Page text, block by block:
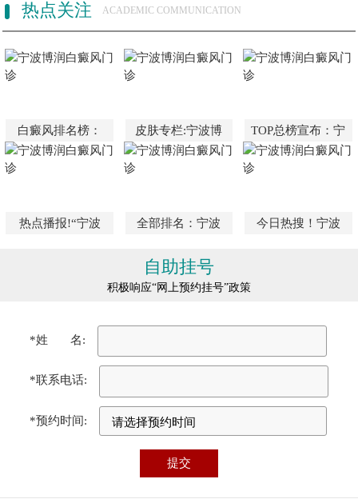
热点关注 ACADEMIC COMMUNICATION
白癜风排名榜： 皮肤专栏:宁波博 TOP总榜宣布：宁
热点播报!“宁波 全部排名：宁波 今日热搜！宁波
自助挂号
积极响应“网上预约挂号”政策
*姓 名:
*联系电话:
*预约时间: